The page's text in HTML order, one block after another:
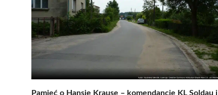
Pamięć o Hansie Krause – komendancie KL Soldau i